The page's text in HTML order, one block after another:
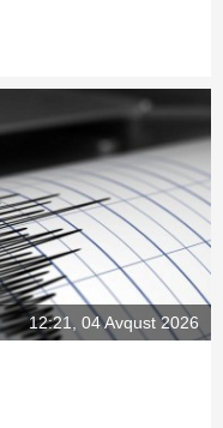
12:21, 04 Avqust 2026